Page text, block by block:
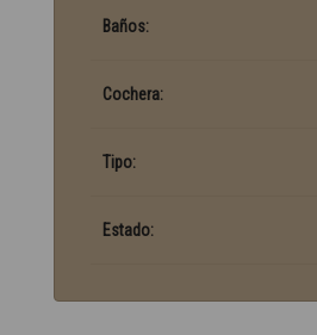
Baños:
Cochera:
Tipo:
Estado: